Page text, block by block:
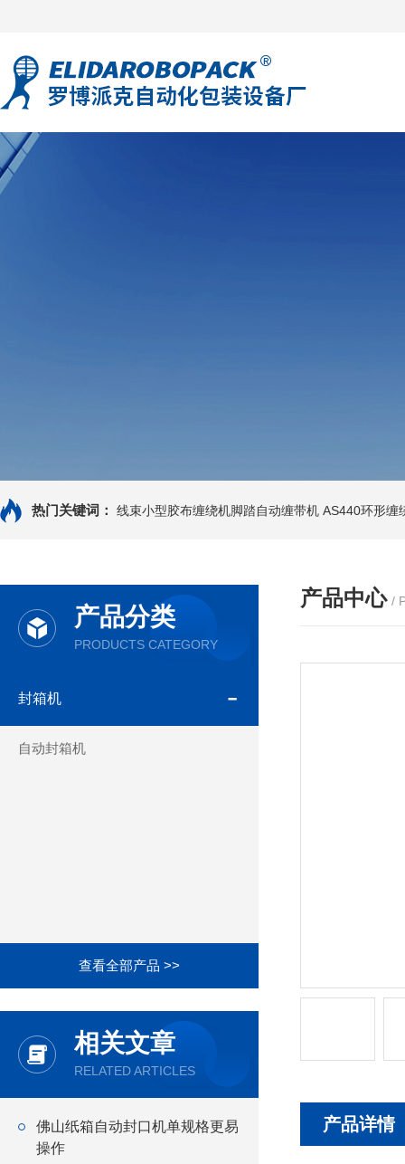
热门关键词： 线束小型胶布缠绕机脚踏自动缠带机 AS440环形缠
产品分类
PRODUCTS CATEGORY
封箱机
自动封箱机
查看全部产品 >>
相关文章
RELATED ARTICLES
佛山纸箱自动封口机单规格更易
操作
产品中心 /
产品详情